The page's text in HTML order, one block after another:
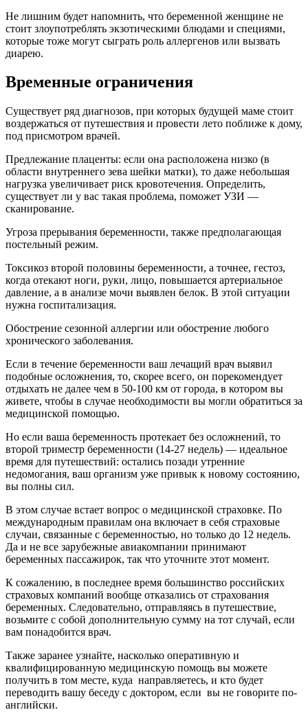
Не лишним будет напомнить, что беременной женщине не
стоит злоупотреблять экзотическими блюдами и специями,
которые тоже могут сыграть роль аллергенов или вызвать
диарею.
Временные ограничения
Существует ряд диагнозов, при которых будущей маме стоит
воздержаться от путешествия и провести лето поближе к дому,
под присмотром врачей.
Предлежание плаценты: если она расположена низко (в
области внутреннего зева шейки матки), то даже небольшая
нагрузка увеличивает риск кровотечения. Определить,
существует ли у вас такая проблема, поможет УЗИ —
сканирование.
Угроза прерывания беременности, также предполагающая
постельный режим.
Токсикоз второй половины беременности, а точнее, гестоз,
когда отекают ноги, руки, лицо, повышается артериальное
давление, а в анализе мочи выявлен белок. В этой ситуации
нужна госпитализация.
Обострение сезонной аллергии или обострение любого
хронического заболевания.
Если в течение беременности ваш лечащий врач выявил
подобные осложнения, то, скорее всего, он порекомендует
отдыхать не далее чем в 50-100 км от города, в котором вы
живете, чтобы в случае необходимости вы могли обратиться за
медицинской помощью.
Но если ваша беременность протекает без осложнений, то
второй триместр беременности (14-27 недель) — идеальное
время для путешествий: остались позади утренние
недомогания, ваш организм уже привык к новому состоянию,
вы полны сил.
В этом случае встает вопрос о медицинской страховке. По
международным правилам она включает в себя страховые
случаи, связанные с беременностью, но только до 12 недель.
Да и не все зарубежные авиакомпании принимают
беременных пассажирок, так что уточните этот момент.
К сожалению, в последнее время большинство российских
страховых компаний вообще отказались от страхования
беременных. Следовательно, отправляясь в путешествие,
возьмите с собой дополнительную сумму на тот случай, если
вам понадобится врач.
Также заранее узнайте, насколько оперативную и
квалифицированную медицинскую помощь вы можете
получить в том месте, куда направляетесь, и кто будет
переводить вашу беседу с доктором, если вы не говорите по-
английски.